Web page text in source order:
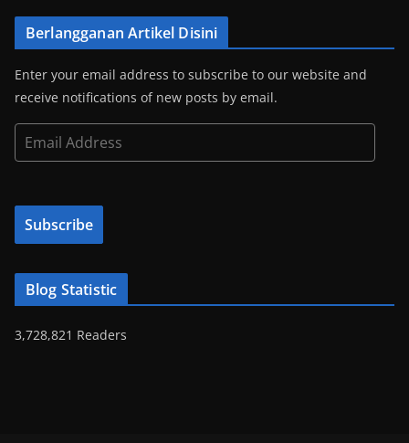
Berlangganan Artikel Disini
Enter your email address to subscribe to our website and
receive notifications of new posts by email.
m
i
A
d
e
Subscribe
Blog Statistic
3,728,821 Readers